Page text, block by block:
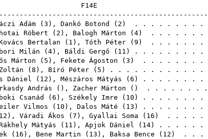
Adám ( 3 ), Dankó Botond ( 2 ) . . . . . . . . . .
Róbert ( 2 ), Balogh Márton ( 4) . . . . . . . .
Bertalan ( 1 ), Tóth Péter ( 9 ) . . . . . . . .
Milán ( 4), Báldi Gergő ( 11 ) . . . . . . . . .
Márton ( 5 ), Fekete Ágoston ( 3 ) . . . . . . . . .
( 8 ), Bíró Péter ( 5 ) . . . . . . . . . . . .
Dániel ( 12 ), Mészáros Mátyás ( 6 ) . . . . . . . .
András (), Zacher Márton () . . . . . . . .
Csanád ( 6 ), Székely Imre ( 10 ) . . . . . . . .
Vilmos ( 10 ), Dalos Máté ( 13 ) . . . . . . . .
12 ), Váradi Ákos ( 7 ), Gyallai Soma ( 16 ) . . . . . .
Mátyás ( 11 ), Apjok Dániel ( 14) . . . . . .
( 16 ), Bene Martin ( 13 ), Baksa Bence ( 12 ) . . .